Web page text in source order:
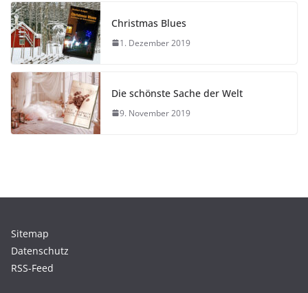
Christmas Blues
1. Dezember 2019
Die schönste Sache der Welt
9. November 2019
Sitemap
Datenschutz
RSS-Feed